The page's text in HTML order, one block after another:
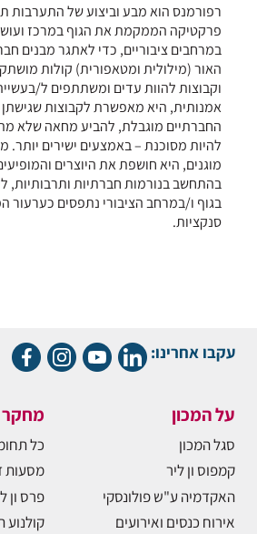
רפורמנס הוא מבע וביצוע של התערבות
פרקטיקה הממקמת את הגוף במרכז
במרחבים ציבוריים, כדי לאתגר מבנים
האור (מילולית ומטאפורית) קולות
וקבוצות להוות עדים ומשתתפים ל/
אמנותית, היא מאפשרת לקבוצות שגישתן
החברתיים מוגבלת, להביע מחאה שלא
להיות מסוכנת – באמצעים ישירים יותר.
מוגנים, היא חושפת את היוצרים
בהתחשב בנורמות חברתיות ותרבותיות,
בגוף ו/במרחב הציבורי נתפסים כערעור
סנקציות.
עקבו אחרינו:
על המכון
סגל המכון
קמפוס ון ליר
האקדמיה ע"ש פולונסקי
אירוח כנסים ואירועים
מחקר
כל
מסעות
פרס ון
קולנוע